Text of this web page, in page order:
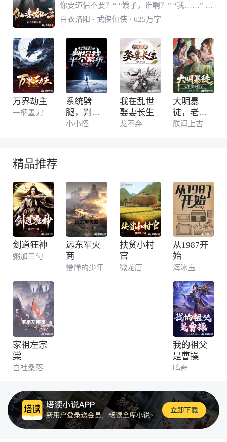
你要道侣不要？“ “嫂子，谁啊？” “我……” 女
修都是刮骨钢刀，本打算在仙侠世界平淡修仙
白衣洛阳 · 武侠仙侠 · 625万字
万界劫主
一柄墨刀
系统劈
腿，判给
我半个系
小小怪
我在乱世
娶妻长生
龙不弃
大明暴
徒，老朱
绷不住了
朕闻上古
精品推荐
剑道狂神
粥加三勺
远东军火
商
懵懂的少年
扶贫小村
官
微龙唐
从1987开
始
海冰玉
家祖左宗
棠
白社桑落
我的祖父
是曹操
鸣奇